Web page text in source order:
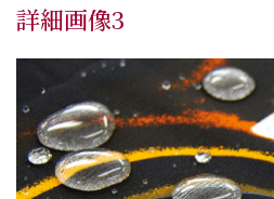
詳細画像3